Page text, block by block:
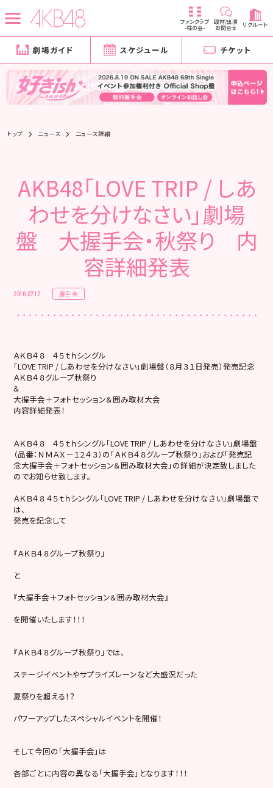
ファンクラブ
-柱の会-
取材/出演
お問合せ リクルート
劇場ガイド スケジュール チケット
トップ ニュース ニュース詳細
AKB48「LOVE TRIP / しあ
わせを分けなさい」劇場
盤 大握手会・秋祭り 内
容詳細発表
2016.07.12 握手会
ＡＫＢ４８ ４５ｔｈシングル
「LOVE TRIP / しあわせを分けなさい」劇場盤（８月３１日発売）発売記念
ＡＫＢ４８グループ秋祭り
＆
大握手会＋フォトセッション＆囲み取材大会
内容詳細発表！
ＡＫＢ４８ ４５ｔｈシングル「LOVE TRIP / しあわせを分けなさい」劇場盤
（品番：ＮＭＡＸ－１２４３）の「ＡＫＢ４８グループ秋祭り」および「発売記
念大握手会＋フォトセッション＆囲み取材大会」の詳細が決定致しました
のでお知らせ致します。
ＡＫＢ４８ ４５ｔｈシングル「LOVE TRIP / しあわせを分けなさい」劇場盤で
は、
発売を記念して
『ＡＫＢ４８グループ秋祭り』
と
『大握手会＋フォトセッション＆囲み取材大会』
を開催いたします！！！
『ＡＫＢ４８グループ秋祭り』では、
ステージイベントやサプライズレーンなど大盛況だった
夏祭りを超える！？
パワーアップしたスペシャルイベントを開催！
そして今回の「大握手会」は
各部ごとに内容の異なる「大握手会」となります！！！